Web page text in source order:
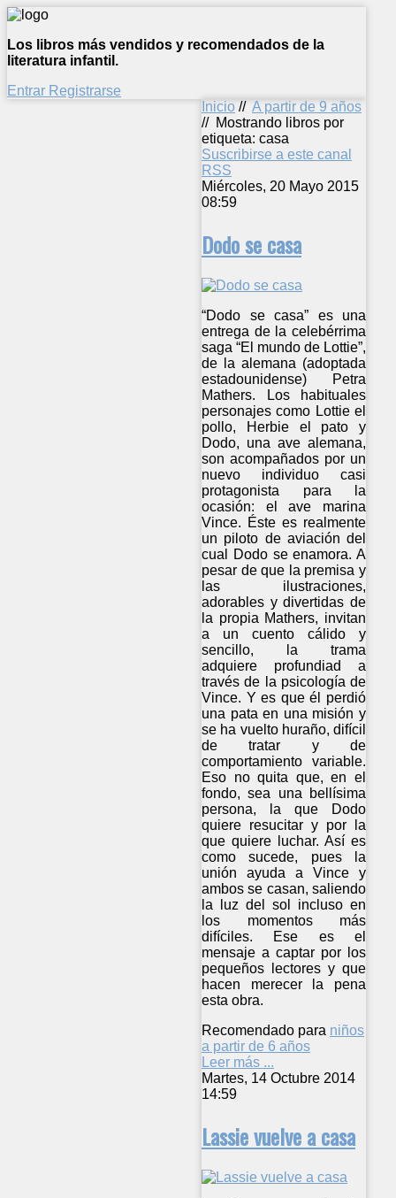
Los libros más vendidos y recomendados de la
literatura infantil.
Entrar Registrarse
Inicio // A partir de 9 años
// Mostrando libros por
etiqueta: casa
Suscribirse a este canal
RSS
Miércoles, 20 Mayo 2015
08:59
Dodo se casa
“Dodo se casa” es una
entrega de la celebérrima
saga “El mundo de Lottie”,
de la alemana (adoptada
estadounidense) Petra
Mathers. Los habituales
personajes como Lottie el
pollo, Herbie el pato y
Dodo, una ave alemana,
son acompañados por un
nuevo individuo casi
protagonista para la
ocasión: el ave marina
Vince. Éste es realmente
un piloto de aviación del
cual Dodo se enamora. A
pesar de que la premisa y
las ilustraciones,
adorables y divertidas de
la propia Mathers, invitan
a un cuento cálido y
sencillo, la trama
adquiere profundiad a
través de la psicología de
Vince. Y es que él perdió
una pata en una misión y
se ha vuelto huraño, difícil
de tratar y de
comportamiento variable.
Eso no quita que, en el
fondo, sea una bellísima
persona, la que Dodo
quiere resucitar y por la
que quiere luchar. Así es
como sucede, pues la
unión ayuda a Vince y
ambos se casan, saliendo
la luz del sol incluso en
los momentos más
difíciles. Ese es el
mensaje a captar por los
pequeños lectores y que
hacen merecer la pena
esta obra.
Recomendado para niños
a partir de 6 años
Leer más ...
Martes, 14 Octubre 2014
14:59
Lassie vuelve a casa